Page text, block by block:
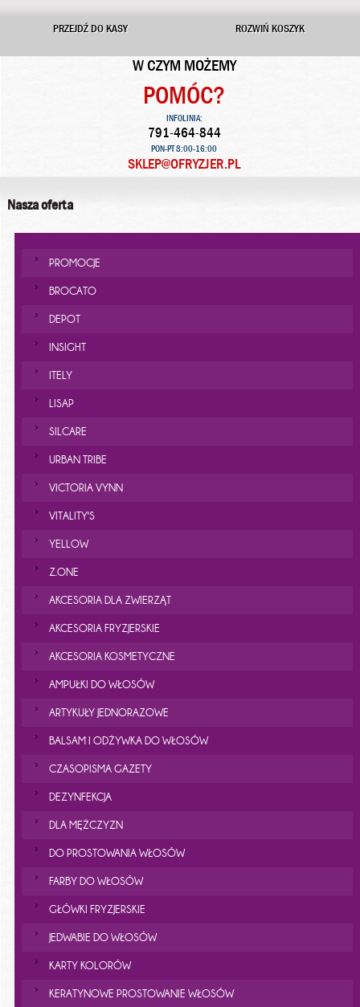
PRZEJDŹ DO KASY ROZWIŃ KOSZYK
W CZYM MOŻEMY
POMÓC?
INFOLINIA:
791-464-844
PON-PT 8:00-16:00
SKLEP@OFRYZJER.PL
Nasza oferta
PROMOCJE
BROCATO
DEPOT
INSIGHT
ITELY
LISAP
SILCARE
URBAN TRIBE
VICTORIA VYNN
VITALITY'S
YELLOW
Z.ONE
AKCESORIA DLA ZWIERZĄT
AKCESORIA FRYZJERSKIE
AKCESORIA KOSMETYCZNE
AMPUŁKI DO WŁOSÓW
ARTYKUŁY JEDNORAZOWE
BALSAM I ODŻYWKA DO WŁOSÓW
CZASOPISMA GAZETY
DEZYNFEKCJA
DLA MĘŻCZYZN
DO PROSTOWANIA WŁOSÓW
FARBY DO WŁOSÓW
GŁÓWKI FRYZJERSKIE
JEDWABIE DO WŁOSÓW
KARTY KOLORÓW
KERATYNOWE PROSTOWANIE WŁOSÓW